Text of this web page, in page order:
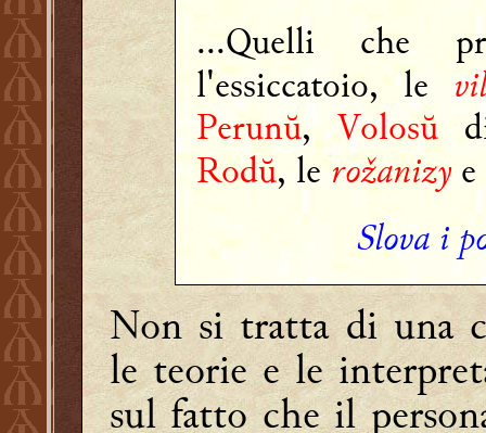
...Quelli che
l'essiccatoio, le
Perunŭ,Volosŭ
Rodŭ, le rožanizye
Slova i
Non si tratta di una
le teorie e le
sul fatto che il